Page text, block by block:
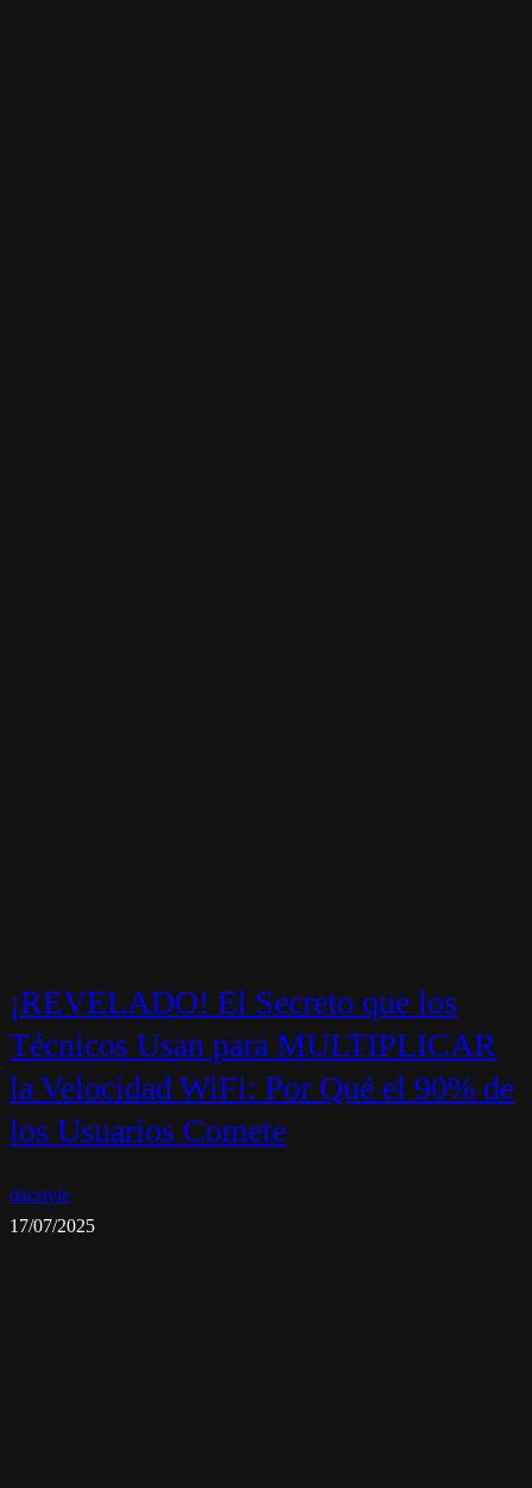
¡REVELADO! El Secreto que los
Técnicos Usan para MULTIPLICAR
la Velocidad WiFi: Por Qué el 90% de
los Usuarios Comete
dacstyle
17/07/2025